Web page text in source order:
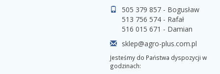
505 379 857 - Bogusław
513 756 574 - Rafał
516 015 671 - Damian
sklep@agro-plus.com.pl
Jesteśmy do Państwa dyspozycji w
godzinach: